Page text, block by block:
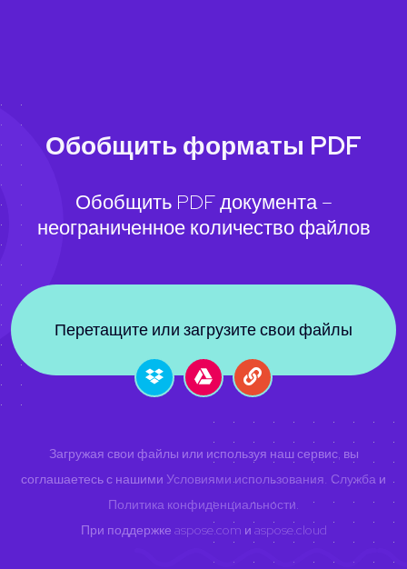
Обобщить форматы PDF
Обобщить PDF документа –
неограниченное количество файлов
Перетащите или загрузите свои файлы
Загружая свои файлы или используя наш сервис, вы
соглашаетесь с нашими Условиями использования. Служба и
Политика конфиденциальности
При поддержке aspose.com и aspose.cloud